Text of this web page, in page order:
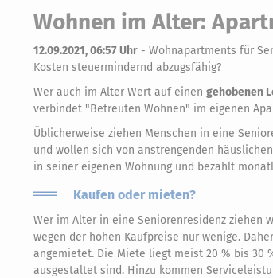
Wohnen im Alter:
12.09.2021, 06:57 Uhr - Wohnapartments für
Kosten steuermindernd abzugsfähig?
Wer auch im Alter Wert auf einen gehobenen
verbindet "Betreuten Wohnen" im eigenen
Üblicherweise ziehen Menschen in eine
und wollen sich von anstrengenden
in seiner eigenen Wohnung und bezahlt
Kaufen oder mieten?
Wer im Alter in eine Seniorenresidenz ziehen
wegen der hohen Kaufpreise nur wenige.
angemietet. Die Miete liegt meist 20 % bis 30
ausgestaltet sind. Hinzu kommen